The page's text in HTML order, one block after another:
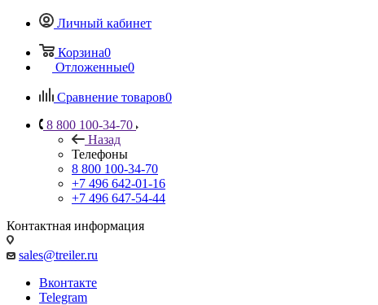
Личный кабинет
Корзина0
Отложенные0
Сравнение товаров0
8 800 100-34-70
Назад
Телефоны
8 800 100-34-70
+7 496 642-01-16
+7 496 647-54-44
Контактная информация
sales@treiler.ru
Вконтакте
Telegram